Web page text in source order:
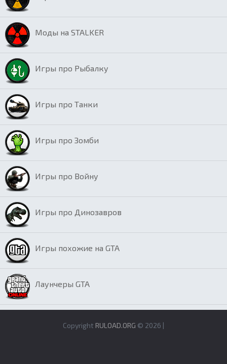
Моды на STALKER
Игры про Рыбалку
Игры про Танки
Игры про Зомби
Игры про Войну
Игры про Динозавров
Игры похожие на GTA
Лаунчеры GTA
Copyright RULOAD.ORG © 2026 |